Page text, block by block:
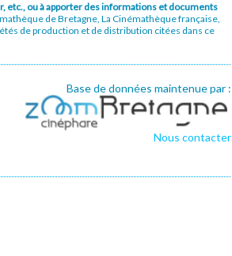
etc., ou à apporter des informations et documents
de Bretagne, La Cinémathèque française,
de production et de distribution citées dans ce
Base de données maintenue par :
Nous contacter